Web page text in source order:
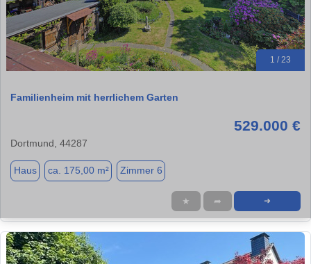
1 / 23
Familienheim mit herrlichem Garten
529.000 €
Dortmund, 44287
Haus ca. 175,00 m² Zimmer 6
★ ➦ ➜